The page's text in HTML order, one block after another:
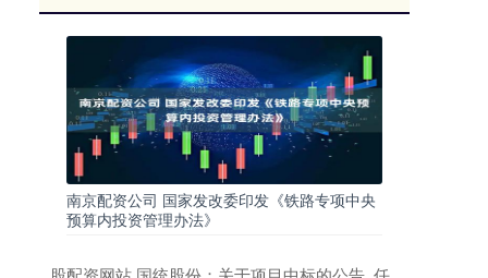
南京配资公司 国家发改委印发《铁路专项中央
预算内投资管理办法》